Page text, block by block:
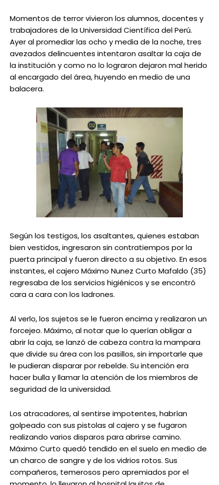
Momentos de terror vivieron los alumnos, docentes y
trabajadores de la Universidad Científica del Perú.
Ayer al promediar las ocho y media de la noche, tres
avezados delincuentes intentaron asaltar la caja de
la institución y como no lo lograron dejaron mal herido
al encargado del área, huyendo en medio de una
balacera.
Según los testigos, los asaltantes, quienes estaban
bien vestidos, ingresaron sin contratiempos por la
puerta principal y fueron directo a su objetivo. En esos
instantes, el cajero Máximo Nunez Curto Mafaldo (35)
regresaba de los servicios higiénicos y se encontró
cara a cara con los ladrones.
Al verlo, los sujetos se le fueron encima y realizaron un
forcejeo. Máximo, al notar que lo querían obligar a
abrir la caja, se lanzó de cabeza contra la mampara
que divide su área con los pasillos, sin importarle que
le pudieran disparar por rebelde. Su intención era
hacer bulla y llamar la atención de los miembros de
seguridad de la universidad.
Los atracadores, al sentirse impotentes, habrían
golpeado con sus pistolas al cajero y se fugaron
realizando varios disparos para abrirse camino.
Máximo Curto quedó tendido en el suelo en medio de
un charco de sangre y de los vidrios rotos. Sus
compañeros, temerosos pero apremiados por el